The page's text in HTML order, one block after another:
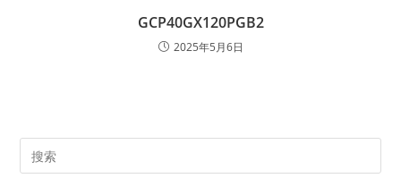
GCP40GX120PGB2
2025年5月6日